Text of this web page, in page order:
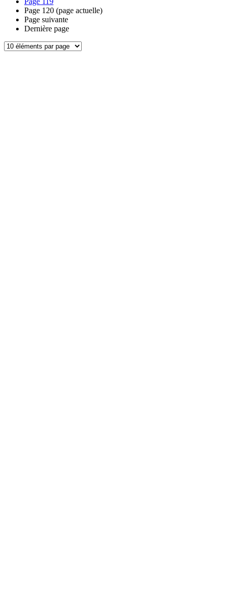
Page 120 (page actuelle)
Page suivante
Dernière page